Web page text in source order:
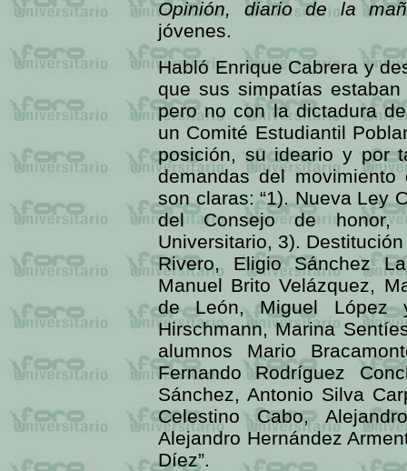
Opinión, diario de la
jóvenes.
Habló Enrique Cabrera y
que sus simpatías
pero no con la dictadura
un Comité Estudiantil
posición, su ideario y por
demandas del movimiento
son claras: “1). Nueva Ley
del Consejo de honor,
Universitario, 3).
Rivero, Eligio Sánchez
Manuel Brito Velázquez,
de León, Miguel López
Hirschmann, Marina
alumnos Mario
Fernando Rodríguez
Sánchez, Antonio Silva
Celestino Cabo,
Alejandro Hernández
Díez”.